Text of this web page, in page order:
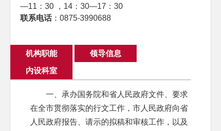
—11：30 ，14：30—17：30
联系电话：0875-3990688
机构职能 领导信息
内设科室
一、承办国务院和省人民政府文件、要求
在全市贯彻落实的行文工作，市人民政府向省
人民政府报告、请示的拟稿和审核工作，以及